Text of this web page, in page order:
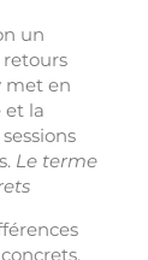
un
met en
et la
Le terme